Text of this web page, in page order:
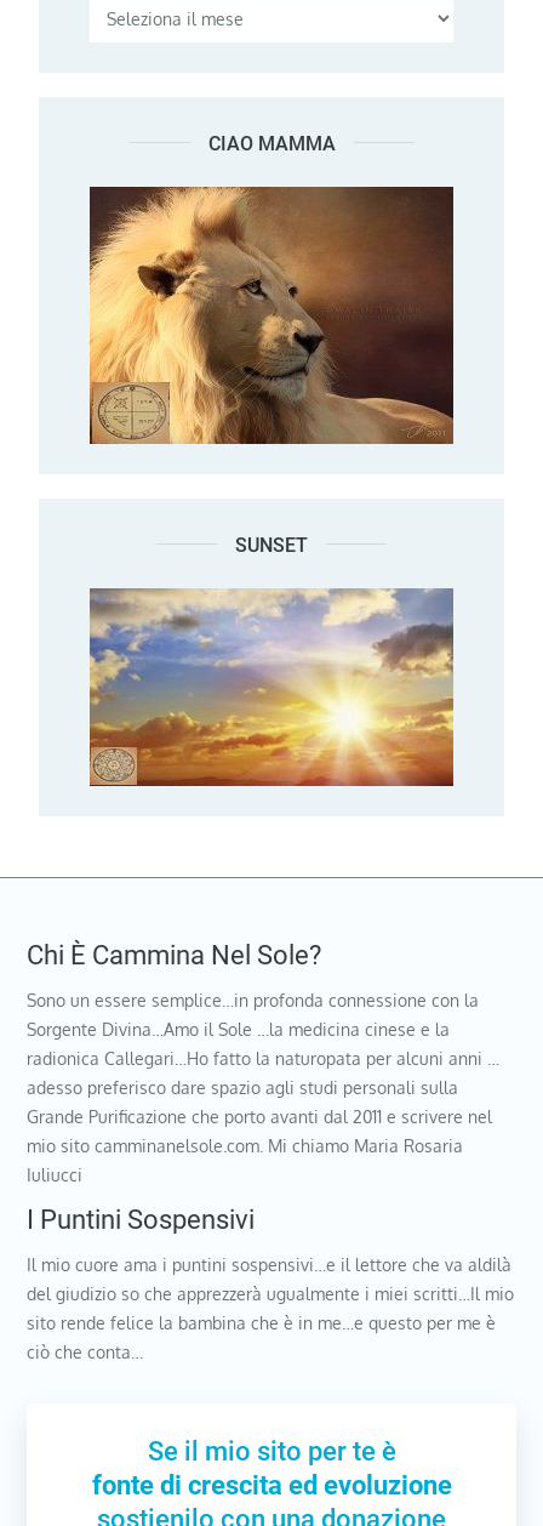
CIAO MAMMA
SUNSET
Chi È Cammina Nel Sole?
Sono un essere semplice…in profonda connessione con la
Sorgente Divina…Amo il Sole …la medicina cinese e la
radionica Callegari…Ho fatto la naturopata per alcuni anni …
adesso preferisco dare spazio agli studi personali sulla
Grande Purificazione che porto avanti dal 2011 e scrivere nel
mio sito camminanelsole.com. Mi chiamo Maria Rosaria
Iuliucci
I Puntini Sospensivi
Il mio cuore ama i puntini sospensivi…e il lettore che va aldilà
del giudizio so che apprezzerà ugualmente i miei scritti…Il mio
sito rende felice la bambina che è in me…e questo per me è
ciò che conta…
Se il mio sito per te è
fonte di crescita ed evoluzione
sostienilo con una donazione